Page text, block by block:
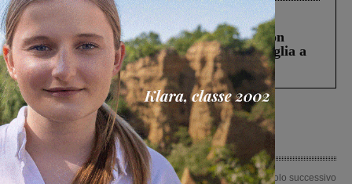
Cronaca 3 Agosto 2026
Scomparso da una struttura di Castiglion
Fiorentino l’uomo che aveva ucciso la figlia a
Levane nel 2020
Articolo precedente
Articolo successivo